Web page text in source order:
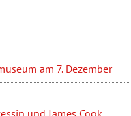
am 7. Dezember
und James Cook